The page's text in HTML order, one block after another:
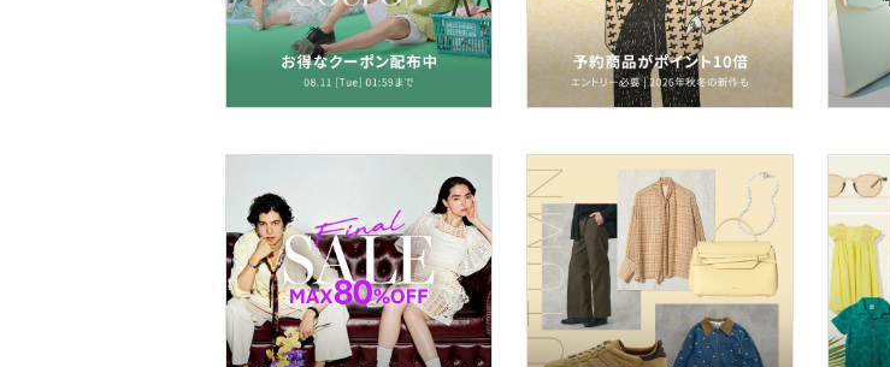
食器・調理器具・キッチ
オ機器
スポーツ・アウトドア用
品
文房具